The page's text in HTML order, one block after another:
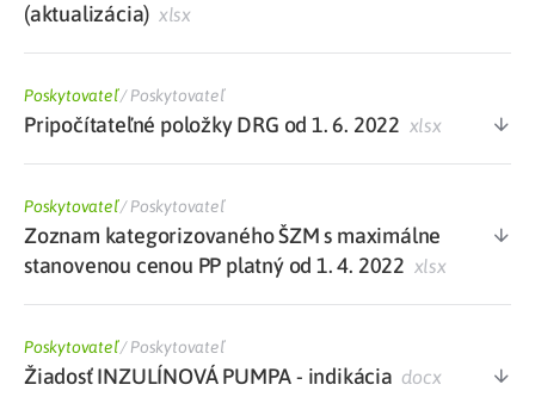
(aktualizácia) xlsx
Poskytovateľ/Poskytovateľ
Pripočítateľné položky DRG od 1. 6. 2022 xlsx
Poskytovateľ/Poskytovateľ
Zoznam kategorizovaného ŠZM s maximálne
stanovenou cenou PP platný od 1. 4. 2022 xlsx
Poskytovateľ/Poskytovateľ
Žiadosť INZULÍNOVÁ PUMPA - indikácia docx